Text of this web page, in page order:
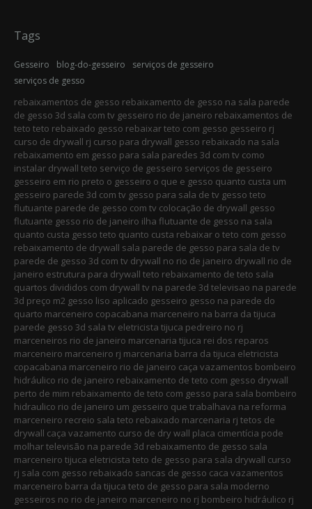
Tags
Gesseiro blog-do-gesseiro
serviços de gesseiro
serviços de gesso
rebaixamentos de gesso rebaixamento de gesso na sala parede
de gesso 3d sala com tv gesseiro rio de janeiro rebaixamentos de
teto teto rebaixado gesso rebaixar teto com gesso gesseiro rj
curso de drywall rj curso para drywall gesso rebaixado na sala
rebaixamento em gesso para sala paredes 3d com tv como
instalar drywall teto serviço de gesseiro serviços de gesseiro
gesseiro em rio preto o gesseiro o que e gesso quanto custa um
gesseiro parede 3d com tv gesso para sala de tv gesso teto
flutuante parede de gesso com tv colocação de drywall gesso
flutuante gesso rio de janeiro ilha flutuante de gesso na sala
quanto custa gesso teto quanto custa rebaixar o teto com gesso
rebaixamento de drywall sala parede de gesso para sala de tv
parede de gesso 3d com tv drywall no rio de janeiro drywall rio de
janeiro estrutura para drywall teto rebaixamento de teto sala
quartos divididos com drywall tv na parede 3d televisao na parede
3d preço m2 gesso liso aplicado gesseiro gesso na parede do
quarto marceneiro copacabana marceneiro na barra da tijuca
parede gesso 3d sala tv eletricista tijuca pedreiro no rj
marceneiros rio de janeiro marcenaria tijuca rei dos reparos
marceneiro marceneiro rj marcenaria barra da tijuca eletricista
copacabana marceneiro rio de janeiro caça vazamentos bombeiro
hidráulico rio de janeiro rebaixamento de teto com gesso drywall
perto de mim rebaixamento de teto com gesso para sala bombeiro
hidraulico rio de janeiro um gesseiro que trabalhava na reforma
marceneiro recreio sala teto rebaixado marcenaria rj tetos de
drywall caça vazamento curso de dry wall placa cimentícia pode
molhar televisão na parede 3d rebaixamento de gesso sala
marceneiro tijuca eletricista teto de gesso para sala drywall curso
rj sala com gesso rebaixado sancas de gesso caca vazamentos
marceneiro barra da tijuca teto de gesso para sala moderno
gesseiros no rio de janeiro marceneiro no rj bombeiro hidráulico rj